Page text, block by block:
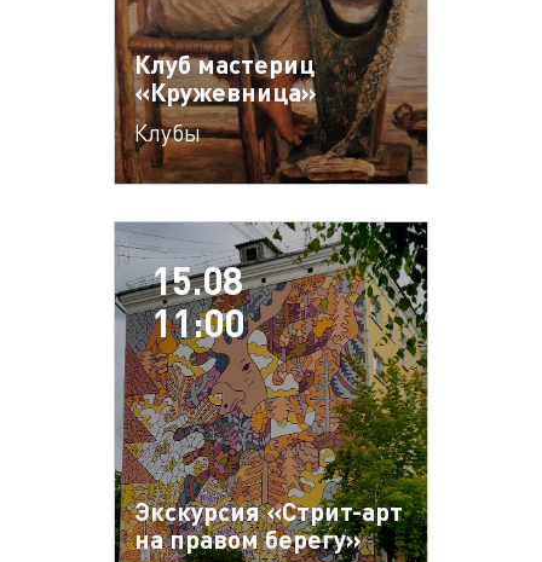
Клуб мастериц
«Кружевница»
Клубы
15.08
11:00
Экскурсия «Стрит-арт
на правом берегу»